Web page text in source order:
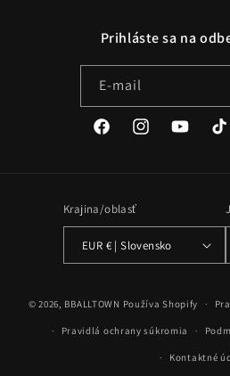
Prihláste sa na
E-mail
FacebookInstagramYouTube
Krajina/oblasť
EUR € | Slovensko
© 2026, BBALLTOWN Používa Shopify
Pravidlá ochrany súkromia
Kontaktné